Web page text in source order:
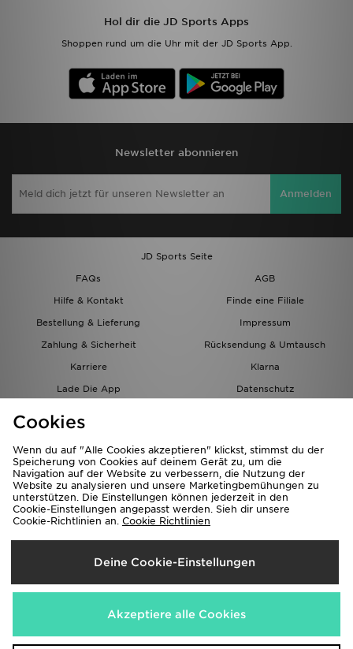
Hol dir die JD Sports Apps
Shoppen rund um die Uhr mit der JD Sports App.
Newsletter abonnieren
Anmelden
JD Sports Seite
FAQs
AGB
Hilfe & Kontakt
Finde eine Filiale
Bestellung & Lieferung
Impressum
Zahlung & Sicherheit
Rücksendung & Umtausch
Karriere
Klarna
Lade Die App
Datenschutz
Lieferung Nach
Österreich
Wir akzeptieren folgende Zahlungsmethoden
Cookies
Wenn du auf "Alle Cookies akzeptieren" klickst, stimmst du der
Speicherung von Cookies auf deinem Gerät zu, um die
Navigation auf der Website zu verbessern, die Nutzung der
Website zu analysieren und unsere Marketingbemühungen zu
unterstützen. Die Einstellungen können jederzeit in den
Cookie-Einstellungen angepasst werden. Sieh dir unsere
Cookie-Richtlinien an. Cookie Richtlinien
Deine Cookie-Einstellungen
Akzeptiere alle Cookies